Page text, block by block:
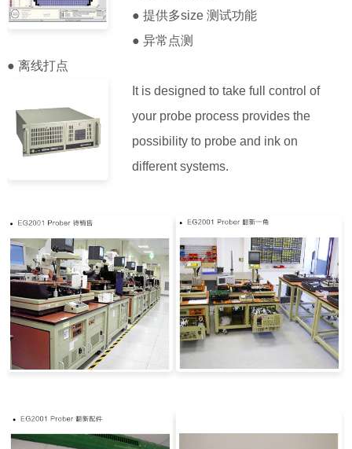
● 提供多size 测试功能
● 异常点测
● 离线打点
It is designed to take full control of
your probe process provides the
possibility to probe and ink on
different systems.